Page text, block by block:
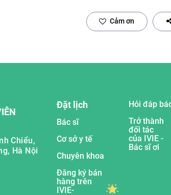
Cảm ơn
Chiểu,
Hà Nội
Đặt lịch
Bác sĩ
Cơ sở y tế
Chuyên khoa
Đăng ký bán
hàng trên
IVIE-
Hỏi đáp
Trở thành
đối tác
của IVIE -
Bác sĩ ơi